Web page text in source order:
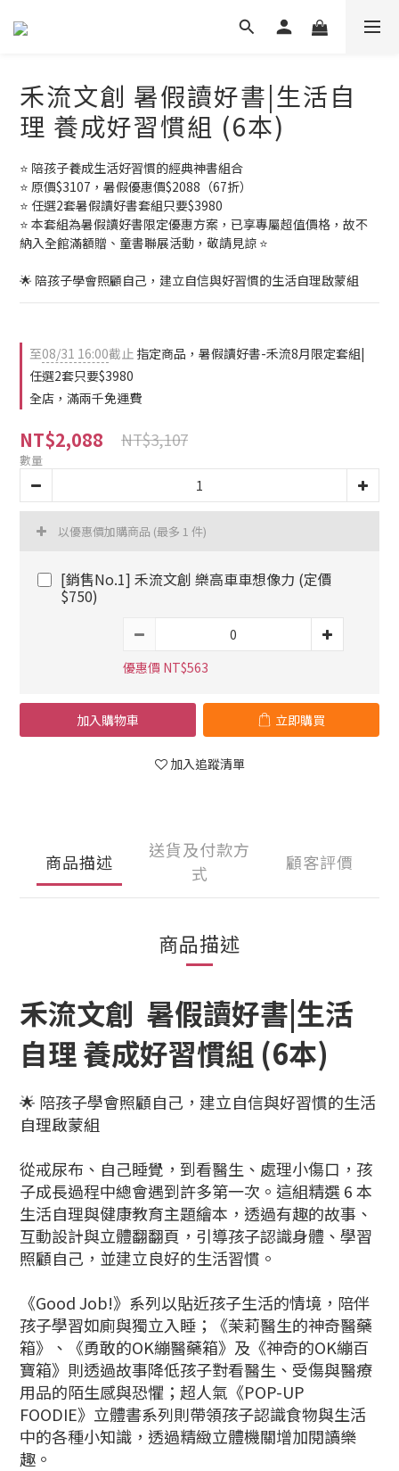
禾流文創 暑假讀好書|生活自
理 養成好習慣組 (6本)
⭐ 陪孩子養成生活好習慣的經典神書組合
⭐ 原價$3107，暑假優惠價$2088（67折）
⭐ 任選2套暑假讀好書套組只要$3980
⭐ 本套組為暑假讀好書限定優惠方案，已享專屬超值價格，故不
納入全館滿額贈、童書聯展活動，敬請見諒 ⭐
🌟 陪孩子學會照顧自己，建立自信與好習慣的生活自理啟蒙組
至08/31 16:00截止 指定商品，暑假讀好書-禾流8月限定套組|
任選2套只要$3980
全店，滿兩千免運費
NT$2,088 NT$3,107
數量
以優惠價加購商品 (最多 1 件)
[銷售No.1] 禾流文創 樂高車車想像力 (定價
$750)
優惠價 NT$563
加入購物車 立即購買
加入追蹤清單
商品描述
送貨及付款方
式
顧客評價
商品描述
禾流文創 暑假讀好書|生活
自理 養成好習慣組 (6本)
🌟 陪孩子學會照顧自己，建立自信與好習慣的生活
自理啟蒙組
從戒尿布、自己睡覺，到看醫生、處理小傷口，孩
子成長過程中總會遇到許多第一次。這組精選 6 本
生活自理與健康教育主題繪本，透過有趣的故事、
互動設計與立體翻翻頁，引導孩子認識身體、學習
照顧自己，並建立良好的生活習慣。
《Good Job!》系列以貼近孩子生活的情境，陪伴
孩子學習如廁與獨立入睡；《茉莉醫生的神奇醫藥
箱》、《勇敢的OK繃醫藥箱》及《神奇的OK繃百
寶箱》則透過故事降低孩子對看醫生、受傷與醫療
用品的陌生感與恐懼；超人氣《POP-UP
FOODIE》立體書系列則帶領孩子認識食物與生活
中的各種小知識，透過精緻立體機關增加閱讀樂
趣。